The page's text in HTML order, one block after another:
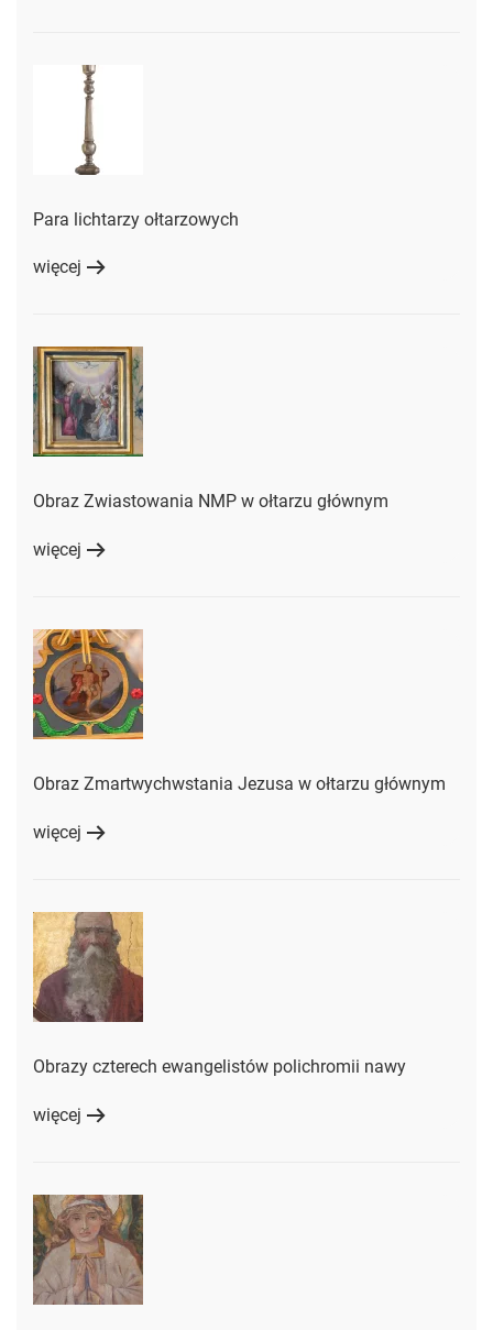
Para lichtarzy ołtarzowych
więcej
Obraz Zwiastowania NMP w ołtarzu głównym
więcej
Obraz Zmartwychwstania Jezusa w ołtarzu głównym
więcej
Obrazy czterech ewangelistów polichromii nawy
więcej